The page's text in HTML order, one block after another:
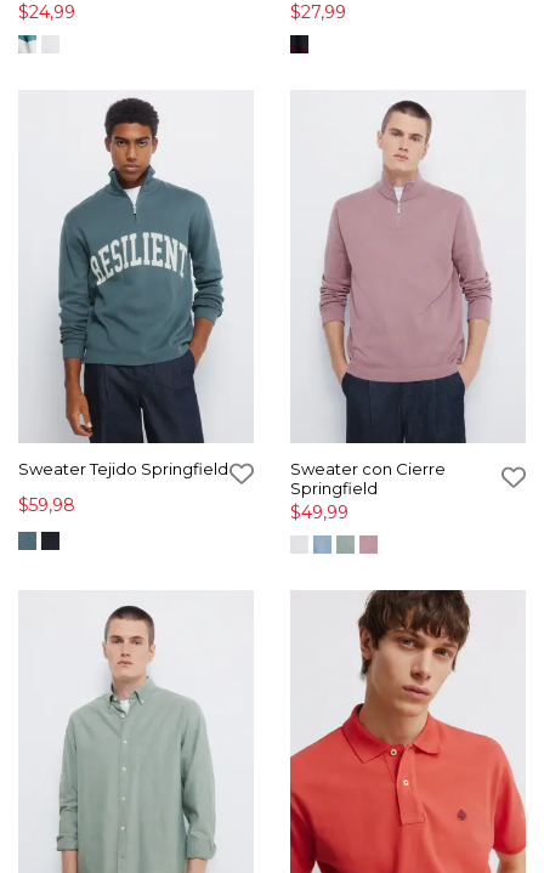
$24,99 $27,99
Sweater Tejido Springfield
$59,98
Sweater con Cierre
Springfield
$49,99